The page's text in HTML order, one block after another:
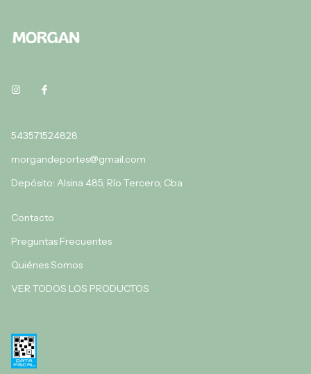
543571524828
morgandeportes@gmail.com
Depósito: Alsina 485, Río Tercero, Cba
Contacto
Preguntas Frecuentes
Quiénes Somos
VER TODOS LOS PRODUCTOS